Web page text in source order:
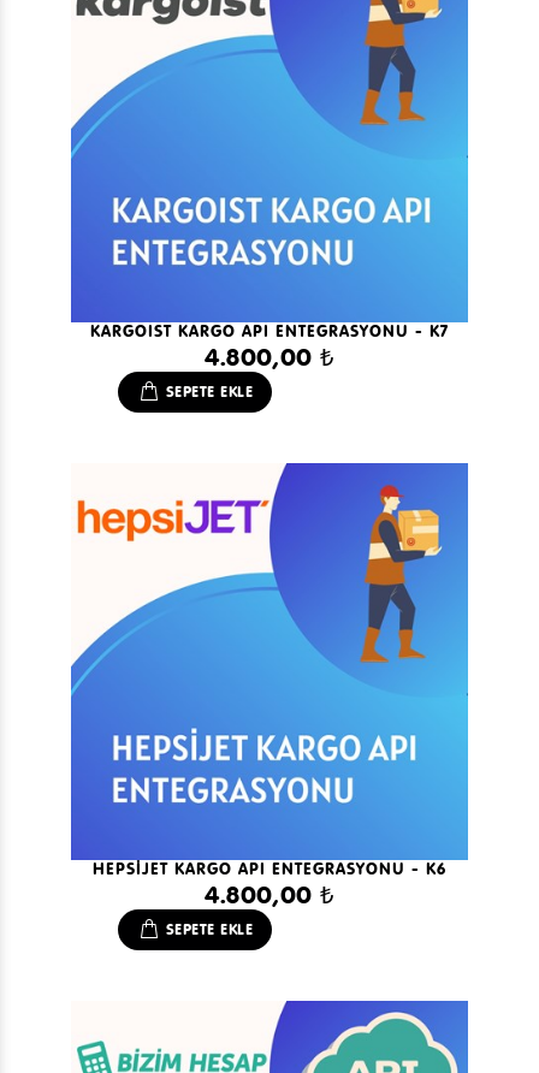
KARGOIST KARGO API ENTEGRASYONU - K7
4.800,00 ₺
SEPETE EKLE
HEPSİJET KARGO API ENTEGRASYONU - K6
4.800,00 ₺
SEPETE EKLE